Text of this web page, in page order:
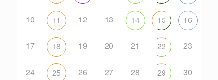
10 11 12 13 14 15 16
17 18 19 20 21 22 23
24 25 26 27 28 29 30